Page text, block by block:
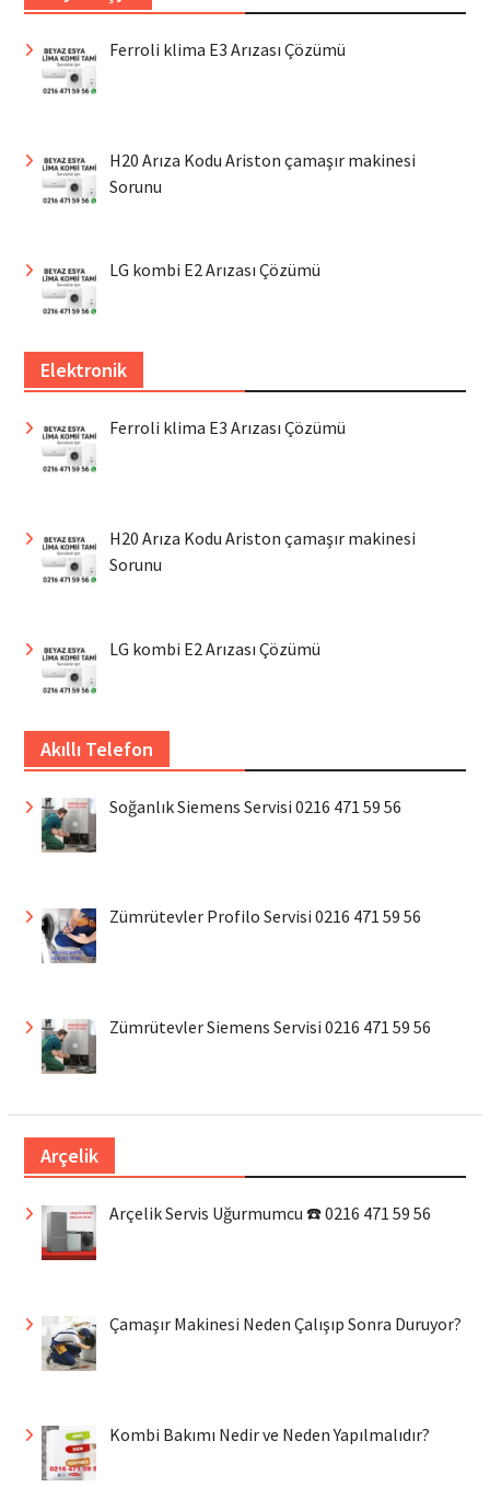
Ferroli klima E3 Arızası Çözümü
H20 Arıza Kodu Ariston çamaşır makinesi
Sorunu
LG kombi E2 Arızası Çözümü
Elektronik
Ferroli klima E3 Arızası Çözümü
H20 Arıza Kodu Ariston çamaşır makinesi
Sorunu
LG kombi E2 Arızası Çözümü
Akıllı Telefon
Soğanlık Siemens Servisi 0216 471 59 56
Zümrütevler Profilo Servisi 0216 471 59 56
Zümrütevler Siemens Servisi 0216 471 59 56
Arçelik
Arçelik Servis Uğurmumcu ☎️ 0216 471 59 56
Çamaşır Makinesi Neden Çalışıp Sonra Duruyor?
Kombi Bakımı Nedir ve Neden Yapılmalıdır?